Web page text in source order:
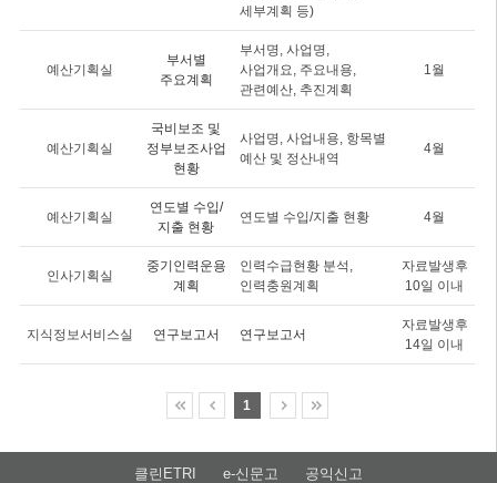
세부계획 등)
예산기획실
부서별
주요계획
부서명, 사업명,
사업개요, 주요내용,
관련예산, 추진계획
1월
예산기획실
국비보조 및
정부보조사업
현황
사업명, 사업내용, 항목별
예산 및 정산내역
4월
예산기획실
연도별 수입/
지출 현황
연도별 수입/지출 현황 4월
인사기획실
중기인력운용
계획
인력수급현황 분석,
인력충원계획
자료발생후
10일 이내
지식정보서비스실 연구보고서 연구보고서
자료발생후
14일 이내
1
클린ETRI e-신문고 공익신고